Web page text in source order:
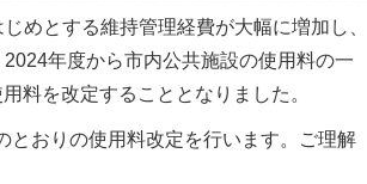
めとする維持管理経費が大幅に増加し、
年度から市内公共施設の使用料の一
料を改定することとなりました。
とおりの使用料改定を行います。ご理解